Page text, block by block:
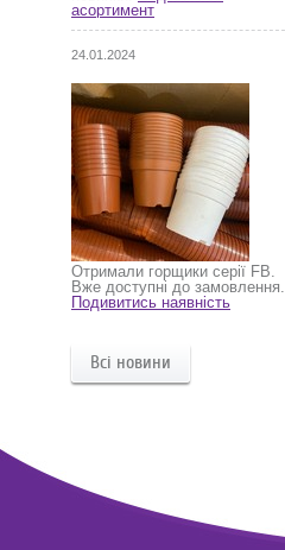
асортимент
24.01.2024
Отримали горщики серії FB.
Вже доступні до замовлення.
Подивитись наявність
Всі новини